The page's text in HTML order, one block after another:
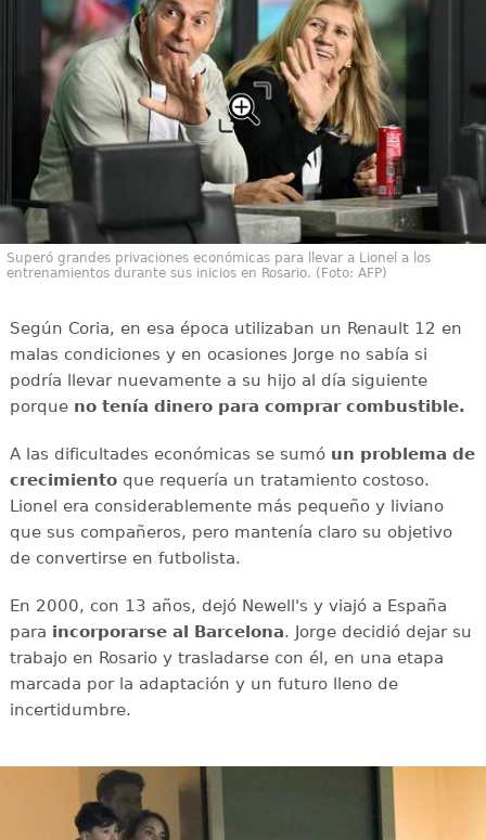
Superó grandes privaciones económicas para llevar a Lionel a los
entrenamientos durante sus inicios en Rosario. (Foto: AFP)
Según Coria, en esa época utilizaban un Renault 12 en
malas condiciones y en ocasiones Jorge no sabía si
podría llevar nuevamente a su hijo al día siguiente
porque no tenía dinero para comprar combustible.
A las dificultades económicas se sumó un problema de
crecimientoque requería un tratamiento costoso.
Lionel era considerablemente más pequeño y liviano
que sus compañeros, pero mantenía claro su objetivo
de convertirse en futbolista.
En 2000, con 13 años, dejó Newell's y viajó a España
para incorporarse al Barcelona. Jorge decidió dejar su
trabajo en Rosario y trasladarse con él, en una etapa
marcada por la adaptación y un futuro lleno de
incertidumbre.